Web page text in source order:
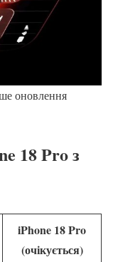
оновлення
18 Pro з
iPhone 18 Pro
(очікується)